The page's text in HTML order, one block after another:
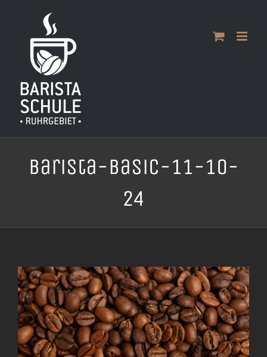
springen
Barista-Basic-11-10-
24